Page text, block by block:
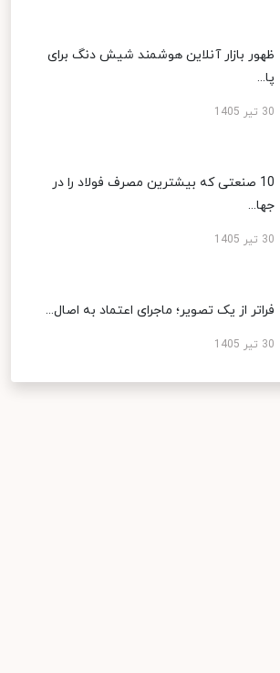
ظهور بازار آنلاین هوشمند شیش دنگ برای
پا...
30 تیر 1405
10 صنعتی که بیشترین مصرف فولاد را در
جها...
30 تیر 1405
فراتر از یک تصویر؛ ماجرای اعتماد به اصال...
30 تیر 1405